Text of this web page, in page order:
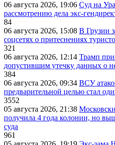
06 августа 2026, 19:06 Суд на
рассмотрению дела экс-
84
06 августа 2026, 15:08 В Грузии
соцсетях о притеснениях
321
06 августа 2026, 12:14 Трамп
допустившим утечку данных о
384
06 августа 2026, 09:34 ВСУ
предварительной целью стал
3552
05 августа 2026, 21:38
получила 4 года колонии, но
суда
961